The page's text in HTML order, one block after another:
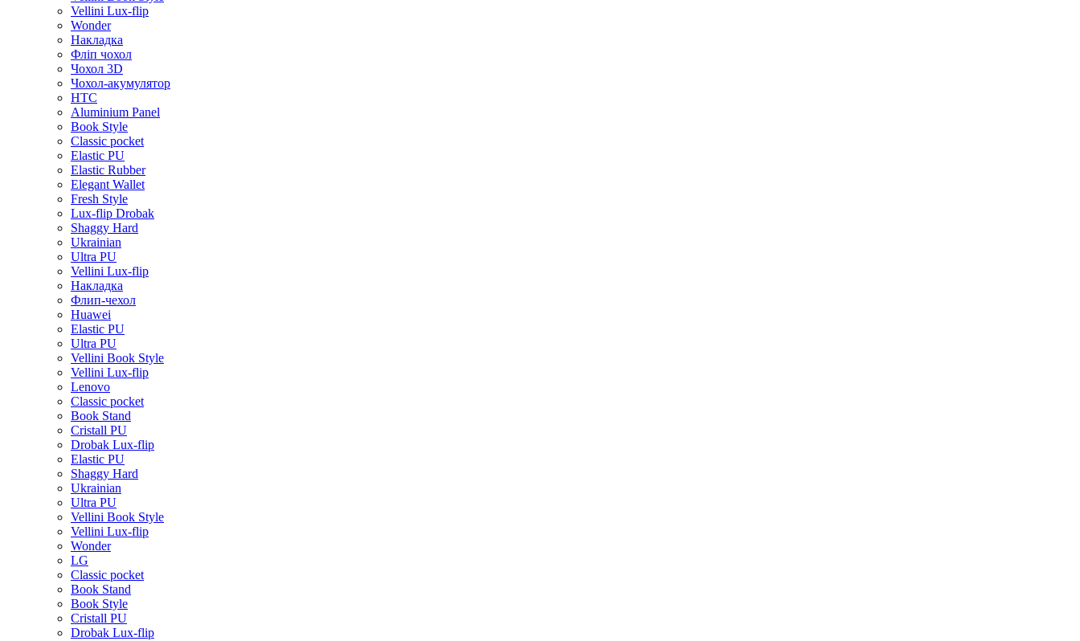
Vellini Lux-flip
Wonder
Накладка
Фліп чохол
Чохол 3D
Чохол-акумулятор
HTC
Aluminium Panel
Book Style
Classic pocket
Elastic PU
Elastic Rubber
Elegant Wallet
Fresh Style
Lux-flip Drobak
Shaggy Hard
Ukrainian
Ultra PU
Vellini Lux-flip
Накладка
Флип-чехол
Huawei
Elastic PU
Ultra PU
Vellini Book Style
Vellini Lux-flip
Lenovo
Classic pocket
Book Stand
Cristall PU
Drobak Lux-flip
Elastic PU
Shaggy Hard
Ukrainian
Ultra PU
Vellini Book Style
Vellini Lux-flip
Wonder
LG
Classic pocket
Book Stand
Book Style
Cristall PU
Drobak Lux-flip